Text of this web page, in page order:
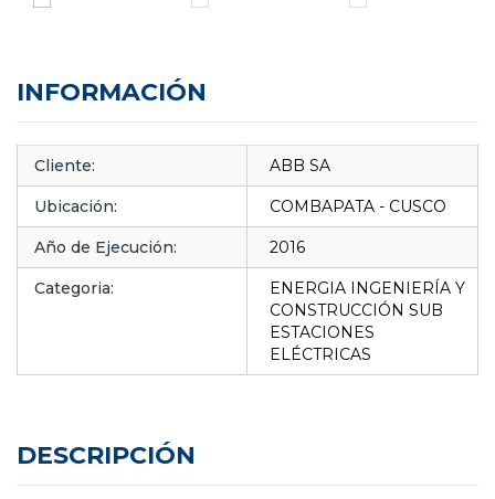
INFORMACIÓN
Cliente: ABB SA
Ubicación: COMBAPATA - CUSCO
Año de Ejecución: 2016
Categoria:
ENERGIA INGENIERÍA Y
CONSTRUCCIÓN SUB
ESTACIONES
ELÉCTRICAS
DESCRIPCIÓN